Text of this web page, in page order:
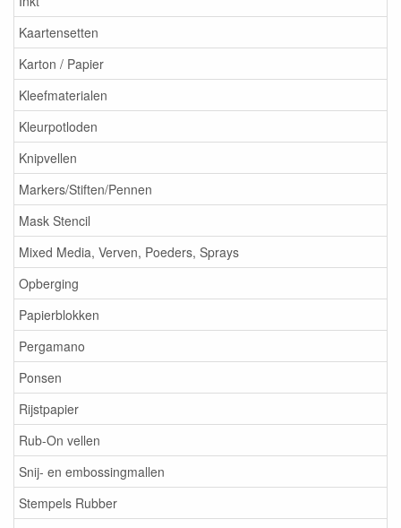
Kaartensetten
Karton / Papier
Kleefmaterialen
Kleurpotloden
Knipvellen
Markers/Stiften/Pennen
Mask Stencil
Mixed Media, Verven, Poeders, Sprays
Opberging
Papierblokken
Pergamano
Ponsen
Rijstpapier
Rub-On vellen
Snij- en embossingmallen
Stempels Rubber